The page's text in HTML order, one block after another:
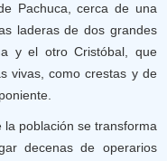
Pachuca, cerca de una
laderas de dos grandes
y el otro Cristóbal, que
vivas, como crestas y de
población se transforma
decenas de operarios